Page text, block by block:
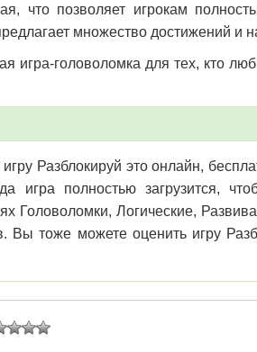
что позволяет игрокам
множество достижений и
игра-головоломка для тех, кто
игру Разблокируй это онлайн,
игра полностью загрузится,
Головоломки, Логические,
Вы тоже можете оценить игру